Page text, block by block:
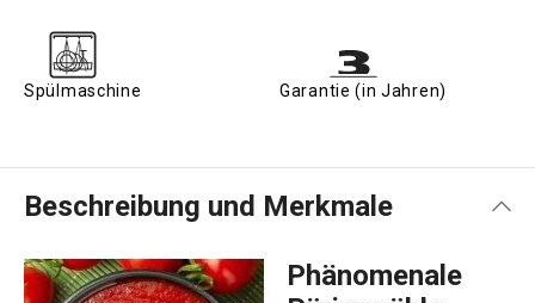
Spülmaschine Garantie (in Jahren)
Beschreibung und Merkmale
Phänomenale